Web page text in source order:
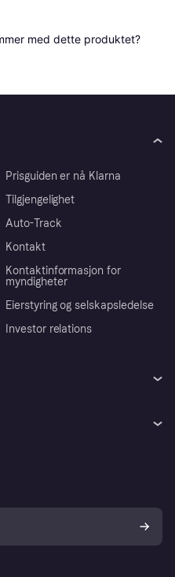
med dette produktet?
Prisguiden er nå Klarna
Tilgjengelighet
Auto-Track
Kontakt
Kontaktinformasjon for
myndigheter
Eierstyring og selskapsledelse
Investor relations